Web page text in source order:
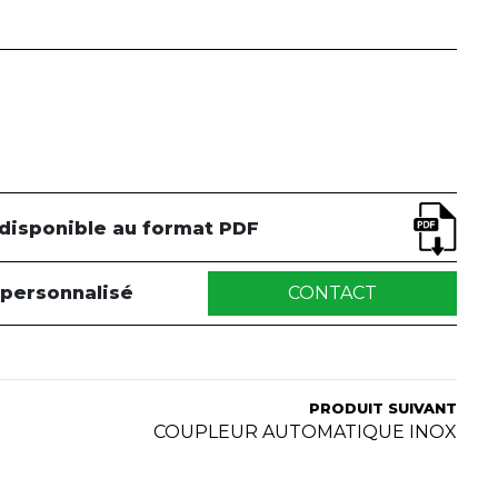
au format PDF
CONTACT
PRODUIT SUIVANT
COUPLEUR AUTOMATIQUE INOX